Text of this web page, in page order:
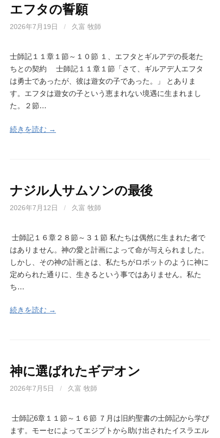
エフタの誓願
2026年7月19日 / 久富 牧師
士師記１１章１節～１０節 １、エフタとギルアデの長老た
ちとの契約 士師記１１章１節「さて、ギルアデ人エフタ
は勇士であったが、彼は遊女の子であった。」 とありま
す。エフタは遊女の子という恵まれない境遇に生まれまし
た。２節…
続きを読む →
ナジル人サムソンの最後
2026年7月12日 / 久富 牧師
士師記１６章２８節～３１節 私たちは偶然に生まれた者で
はありません。神の愛と計画によって命が与えられました。
しかし、その神の計画とは、私たちがロボットのように神に
定められた通りに、生きるという事ではありません。私た
ち…
続きを読む →
神に選ばれたギデオン
2026年7月5日 / 久富 牧師
士師記6章１１節～１６節 ７月は旧約聖書の士師記から学び
ます。モーセによってエジプトから助け出されたイスラエル